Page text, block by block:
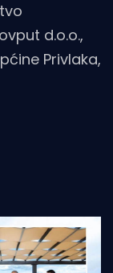
d.o.o.,
Privlaka,